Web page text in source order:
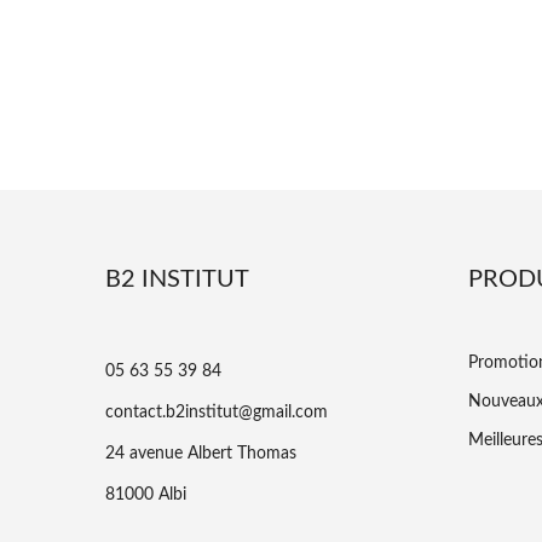
B2 INSTITUT
05 63 55 39 84
contact.b2institut@gmail.com
24 avenue Albert Thomas
81000 Albi